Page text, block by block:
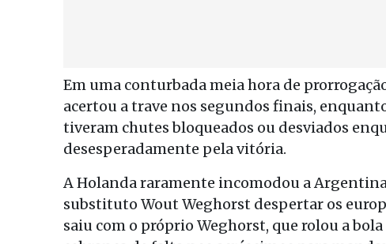
Em uma conturbada meia hora de
acertou a trave nos segundos finais,
tiveram chutes bloqueados ou desviados
desesperadamente pela vitória.
A Holanda raramente incomodou a
substituto Wout Weghorst despertar os
saiu com o próprio Weghorst, que rolou a